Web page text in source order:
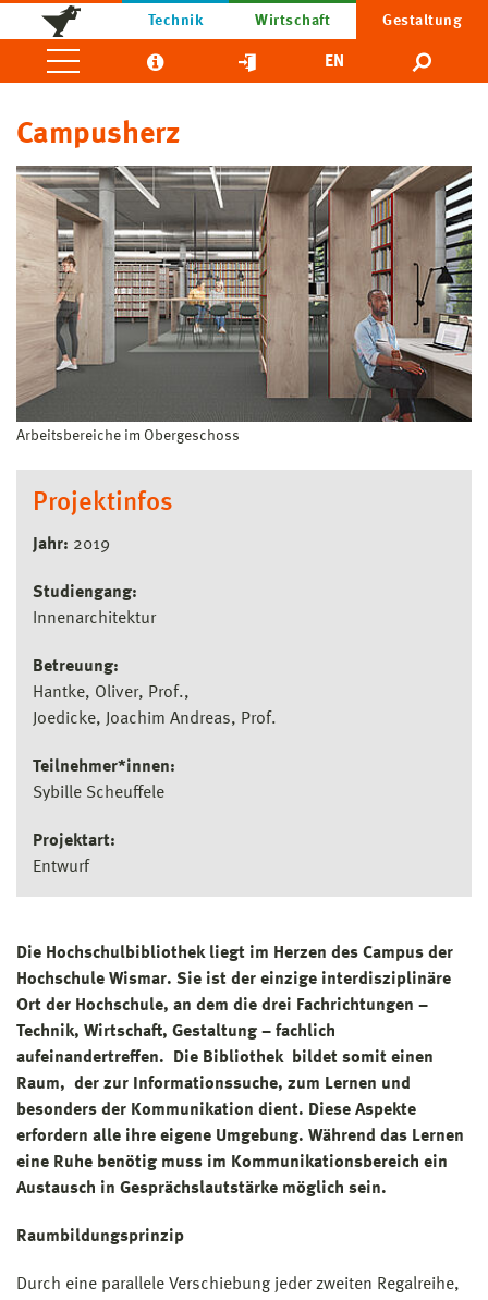
Technik Wirtschaft Gestaltung
EN
Campusherz
Arbeitsbereiche im Obergeschoss
Projektinfos
Jahr: 2019
Studiengang:
Innenarchitektur
Betreuung:
Hantke, Oliver, Prof.
Joedicke, Joachim Andreas, Prof.
Teilnehmer*innen:
Sybille Scheuffele
Projektart:
Entwurf
Die Hochschulbibliothek liegt im Herzen des Campus der
Hochschule Wismar. Sie ist der einzige interdisziplinäre
Ort der Hochschule, an dem die drei Fachrichtungen –
Technik, Wirtschaft, Gestaltung – fachlich
aufeinandertreffen. Die Bibliothek bildet somit einen
Raum, der zur Informationssuche, zum Lernen und
besonders der Kommunikation dient. Diese Aspekte
erfordern alle ihre eigene Umgebung. Während das Lernen
eine Ruhe benötig muss im Kommunikationsbereich ein
Austausch in Gesprächslautstärke möglich sein.
Raumbildungsprinzip
Durch eine parallele Verschiebung jeder zweiten Regalreihe,